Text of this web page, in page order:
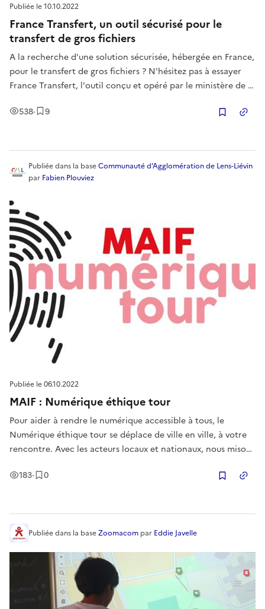
Publiée le10.10.2022
France Transfert, un outil sécurisé pour le
transfert de gros fichiers
A la recherche d'une solution sécurisée, hébergée en France,
pour le transfert de gros fichiers ? N'hésitez pas à essayer
France Transfert, l'outil conçu et opéré par le ministère de la
du numérique (DINUM) et mis à disposition des agent
538Vues
· 9Enregistrement
Publiée le06.10.2022
MAIF : Numérique éthique tour
Pour aider à rendre le numérique accessible à tous, le
Numérique éthique tour se déplace de ville en ville, à votre
rencontre. Avec les acteurs locaux et nationaux, nous misons
le numérique apporte à notre vie quotidienne, tout en
183Vues
· 0Enregistrement
Publiéedans la baseCommunauté d'Agglomération de Lens-Liévin
par Fabien Plouviez
Publiéedans la baseZoomacom par Eddie Javelle